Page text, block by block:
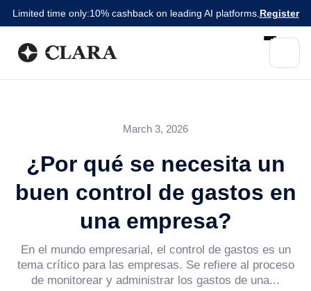
Limited time only:10% cashback on leading AI platforms. Register
March 3, 2026
¿Por qué se necesita un
buen control de gastos en
una empresa?
En el mundo empresarial, el control de gastos es un
tema crítico para las empresas. Se refiere al proceso
de monitorear y administrar los gastos de una...